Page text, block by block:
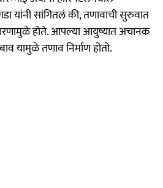
यांनी सांगितलं की, तणावाची सुरुवात
होते. आपल्या आयुष्यात अचानक
यामुळे तणाव निर्माण होतो.